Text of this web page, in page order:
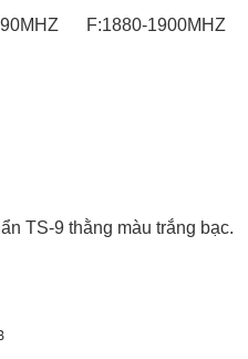
F:1880-
TS-9 thằng màu trắng bạc.